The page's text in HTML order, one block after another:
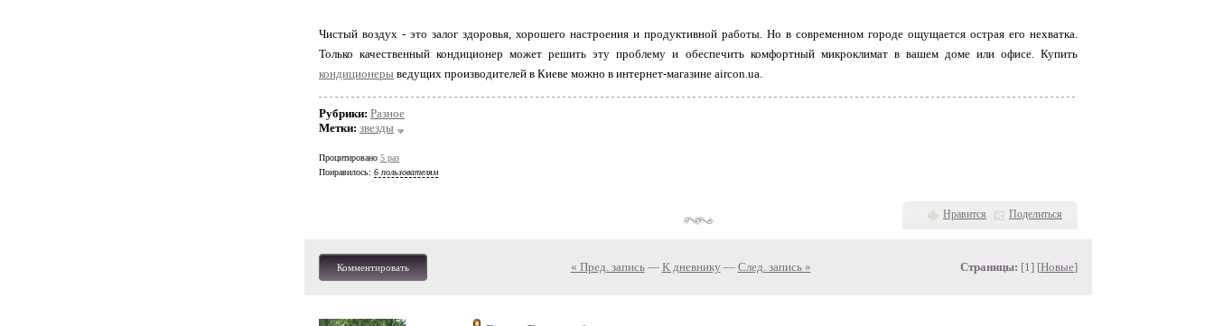
Чистый воздух - это залог здоровья, хорошего настроения и продуктивной работы. Но в современном городе ощущается острая его нехватка.
Только качественный кондиционер может решить эту проблему и обеспечить комфортный микроклимат в вашем доме или офисе. Купить
кондиционеры ведущих производителей в Киеве можно в интернет-магазине aircon.ua.
Рубрики: Разное
Метки: звезды
Процитировано 5 раз
Понравилось: 6 пользователям
Нравится Поделиться
Комментировать « Пред. запись— К дневнику — След. запись » Страницы: [1] [Новые]